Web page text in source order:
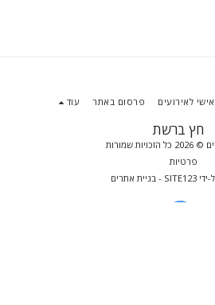
חץ ברשת
שמורות
פרטיות
ידיSITE123
- בניית אתרים
לאירועים פרסום באתר עוד